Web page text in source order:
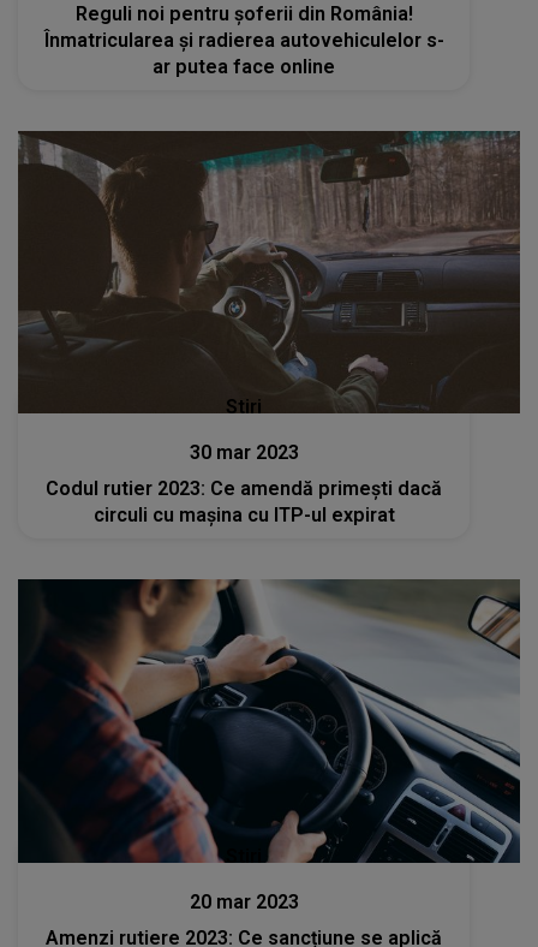
Reguli noi pentru șoferii din România!
Înmatricularea și radierea autovehiculelor s-
ar putea face online
Stiri
30 mar 2023
Codul rutier 2023: Ce amendă primești dacă
circuli cu mașina cu ITP-ul expirat
20 mar 2023
Amenzi rutiere 2023: Ce sancțiune se aplică